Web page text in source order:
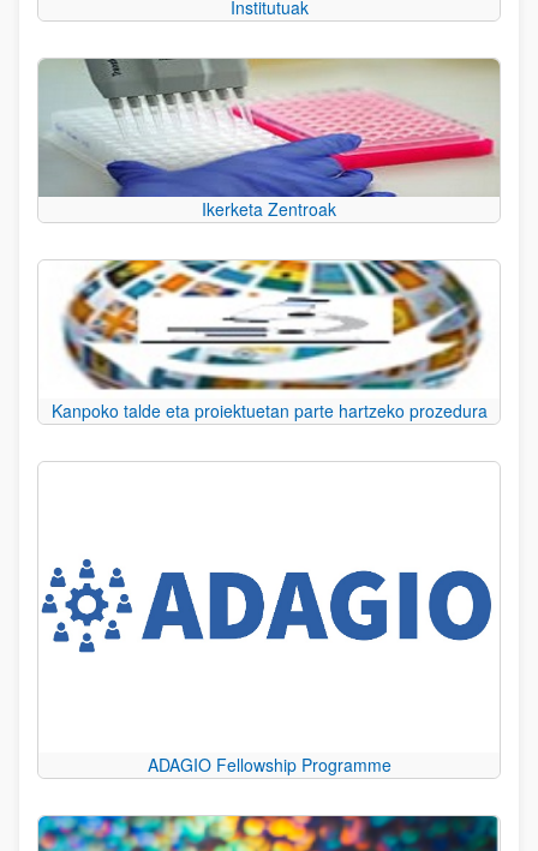
Institutuak
Ikerketa Zentroak
Kanpoko talde eta proiektuetan parte hartzeko prozedura
ADAGIO Fellowship Programme